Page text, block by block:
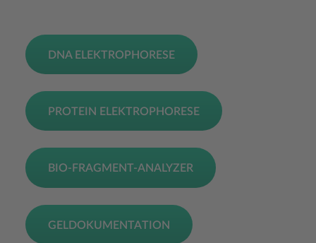
DNA ELEKTROPHORESE
PROTEIN ELEKTROPHORESE
BIO-FRAGMENT-ANALYZER
GELDOKUMENTATION